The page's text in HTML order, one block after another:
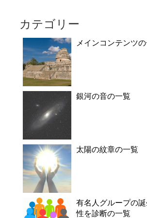
カテゴリー
メインコンテンツ
銀河の音の一覧
太陽の紋章の一覧
有名人グループの
性を診断の一覧